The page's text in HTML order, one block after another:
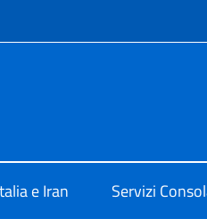
e Iran Servizi